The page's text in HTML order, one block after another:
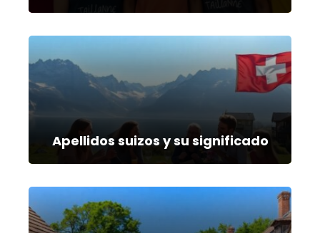
Apellidos suizos y su significado